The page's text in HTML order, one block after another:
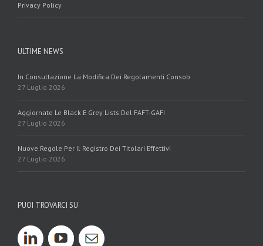
Privacy Policy
ULTIME NEWS
In Consultazione La Modifica Dei Regolamenti Consob
27 Luglio 2026
Aggiornate Le Black E Grey Lists Del FAFT-GAFI
27 Luglio 2026
Nuove Regole Per Il Registro Dei Titolari Effettivi
27 Luglio 2026
PUOI TROVARCI SU